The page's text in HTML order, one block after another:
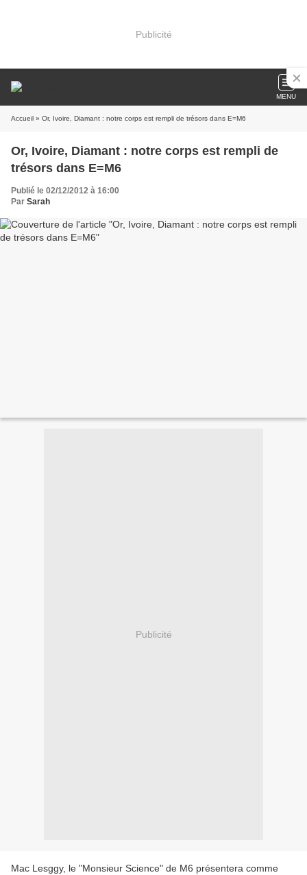
Publicité
MENU
Accueil » Or, Ivoire, Diamant : notre corps est rempli de trésors dans E=M6
Or, Ivoire, Diamant : notre corps est rempli de
trésors dans E=M6
Publié le 02/12/2012 à 16:00
Par Sarah
Publicité
Mac Lesggy, le "Monsieur Science" de M6 présentera comme